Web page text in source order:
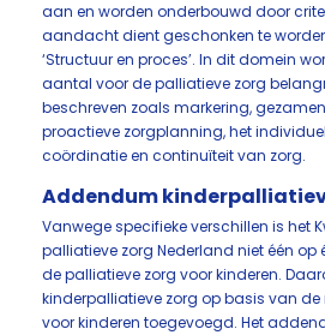
aan en worden onderbouwd door
aandacht dient geschonken te
‘Structuur en proces’. In dit domein
aantal voor de palliatieve zorg
beschreven zoals markering,
proactieve zorgplanning, het
coördinatie en continuïteit van zorg.
Addendum
Vanwege specifieke verschillen is het
palliatieve zorg Nederland niet één op
de palliatieve zorg voor kinderen.
kinderpalliatieve zorg op basis van
voor kinderen toegevoegd. Het